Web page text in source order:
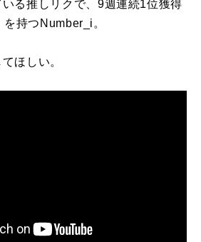
る推しリクで、9週連続1位獲得
持つNumber_i。
ほしい。